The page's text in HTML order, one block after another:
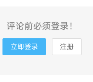
评论前必须登录！
立即登录 注册